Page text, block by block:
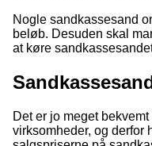
Nogle sandkassesand
beløb. Desuden skal
at køre
Det er jo meget
virksomheder, og derfor